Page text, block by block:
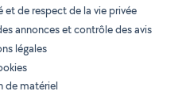
de respect de la vie privée
annonces et contrôle des avis
légales
de matériel